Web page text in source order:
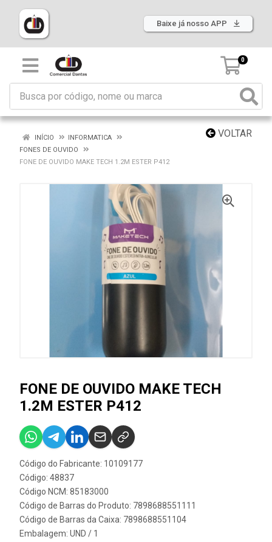
Baixe já nosso APP
0
VOLTAR
INÍCIO
INFORMATICA
FONES DE OUVIDO
FONE DE OUVIDO MAKE TECH 1.2M ESTER P412
FONE DE OUVIDO MAKE TECH
1.2M ESTER P412
Código do Fabricante: 10109177
Código: 48837
Código NCM: 85183000
Código de Barras do Produto: 7898688551111
Código de Barras da Caixa: 7898688551104
Embalagem: UND / 1